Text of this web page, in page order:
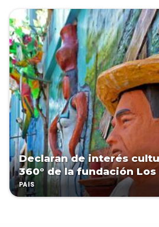
Declaran de interés
360° de la fundación
PAÍS